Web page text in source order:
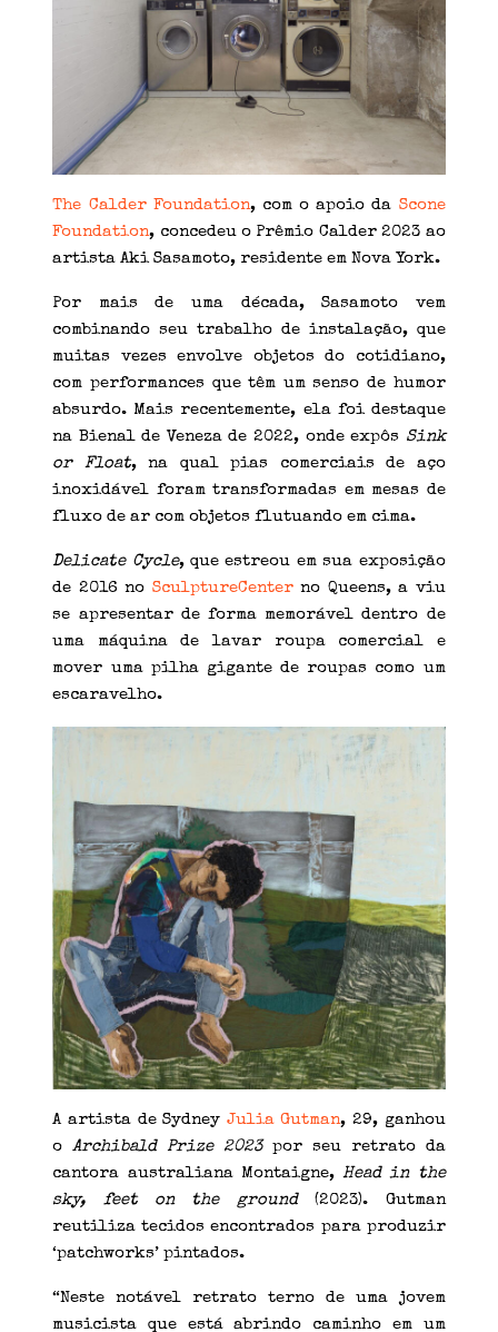
The Calder Foundation, com o apoio da Scone
Foundation, concedeu o Prêmio Calder 2023 ao
artista Aki Sasamoto, residente em Nova York.
Por mais de uma década, Sasamoto vem
combinando seu trabalho de instalação, que
muitas vezes envolve objetos do cotidiano,
com performances que têm um senso de humor
absurdo. Mais recentemente, ela foi destaque
na Bienal de Veneza de 2022, onde expôs Sink
or Float, na qual pias comerciais de aço
inoxidável foram transformadas em mesas de
fluxo de ar com objetos flutuando em cima.
Delicate Cycle, que estreou em sua exposição
de 2016 no SculptureCenterno Queens, a viu
se apresentar de forma memorável dentro de
uma máquina de lavar roupa comercial e
mover uma pilha gigante de roupas como um
escaravelho.
A artista de Sydney Julia Gutman, 29, ganhou
oArchibald Prize 2023por seu retrato da
cantora australiana Montaigne,Head in the
sky, feet on the ground(2023). Gutman
reutiliza tecidos encontrados para produzir
‘patchworks’ pintados.
“Neste notável retrato terno de uma jovem
musicista que está abrindo caminho em um